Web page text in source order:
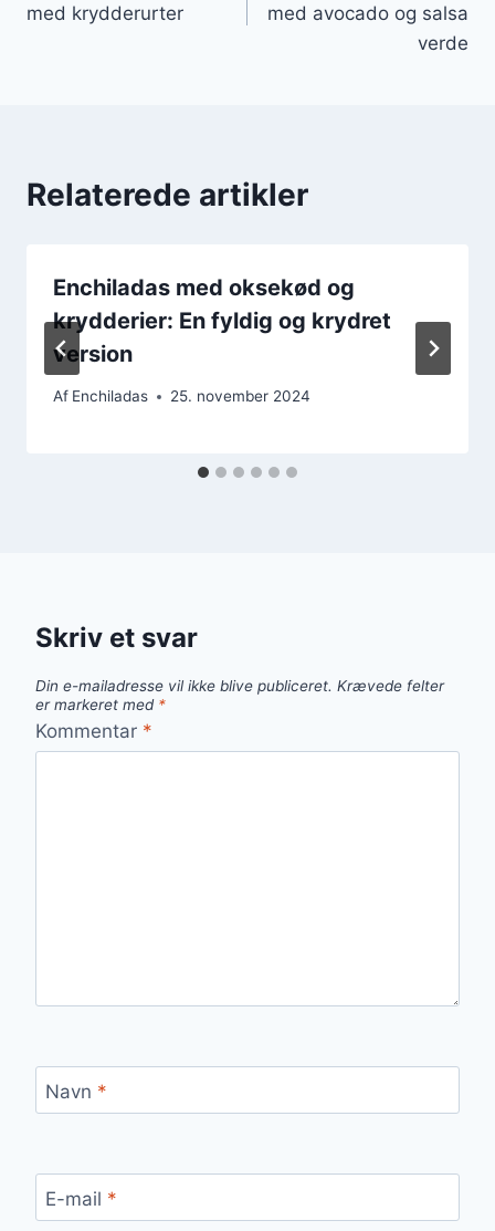
med krydderurter
med avocado og salsa
verde
Relaterede artikler
Enchiladas med oksekød og
krydderier: En fyldig og krydret
version
Af Enchiladas 25. november 2024
Skriv et svar
Din e-mailadresse vil ikke blive publiceret. Krævede felter
er markeret med *
Kommentar *
Navn *
E-mail *